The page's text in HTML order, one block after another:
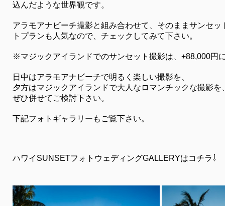
込んだような世界観です。
アラモアナビーチ撮影と組み合わせて、そのままサンセッ
トプランも人気なので、チェックしてみて下さい。
※マジックアイランドでのサンセット撮影は、+88,000円
日中はアラモアナビーチで明るく楽しい撮影を、
夕方はマジックアイランドで大人なロマンチックな撮影を
ぜひ併せてご検討下さい。
下記フォトギャラリーもご覧下さい。
ハワイSUNSETフォトウェディングGALLERYはコチラ⇩